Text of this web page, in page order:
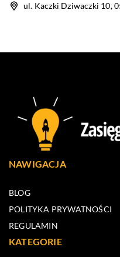
ul. Kaczki Dziwaczki 10,
NAWIGACJA
BLOG
POLITYKA PRYWATNOŚCI
REGULAMIN
KATEGORIE